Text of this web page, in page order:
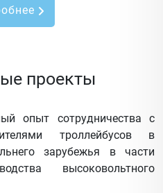
проекты
опыт сотрудничества с
троллейбусов в
зарубежья в части
высоковольтного